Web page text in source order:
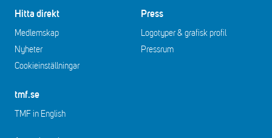
Hitta direkt
Medlemskap
Nyheter
Cookieinställningar
Press
Logotyper & grafisk profil
Pressrum
tmf.se
TMF in English